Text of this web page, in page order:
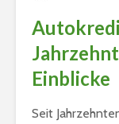
Einblicke
Seit